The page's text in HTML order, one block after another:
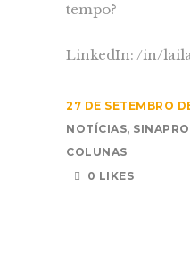
tempo?
LinkedIn: /in/
27 DE SETEMBRO
NOTÍCIAS,
COLUNAS
0 LIKES